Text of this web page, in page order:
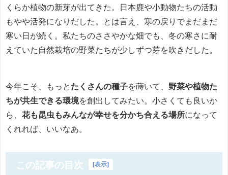
くらか植物の新芽が出てきた。日本鹿や小動物たちの活動
もやや活発になりだした。とは言え、寒の戻りでまだまだ
寒い日が続く。私たちのささやかな畑でも、冬の寒さに耐
えていた自然栽培の野菜たちが少しずつ芽を吹きだした。
今年こそ、もっと たくさんの種子を蒔いて、 野菜や植物た
ちが共生できる環境を創出してみたい。小さくても良いか
ら、 花も昆虫もみんなが幸せを分かち合える場所になって
くれれば、いいなあ。
この記事の目次 [表示]